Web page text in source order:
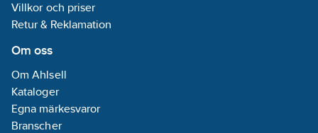
Villkor och priser
Retur & Reklamation
Om oss
Om Ahlsell
Kataloger
Egna märkesvaror
Branscher